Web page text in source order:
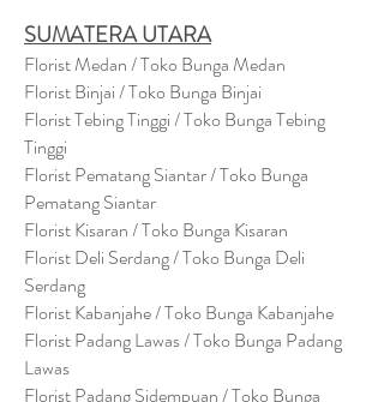
SUMATERA UTARA
Florist Medan / Toko Bunga Medan
Florist Binjai / Toko Bunga Binjai
Florist Tebing Tinggi / Toko Bunga Tebing
Tinggi
Florist Pematang Siantar / Toko Bunga
Pematang Siantar
Florist Kisaran / Toko Bunga Kisaran
Florist Deli Serdang / Toko Bunga Deli
Serdang
Florist Kabanjahe / Toko Bunga Kabanjahe
Florist Padang Lawas / Toko Bunga Padang
Lawas
Florist Padang Sidempuan / Toko Bunga